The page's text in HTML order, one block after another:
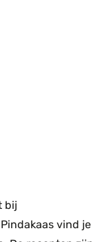
bij
vind je